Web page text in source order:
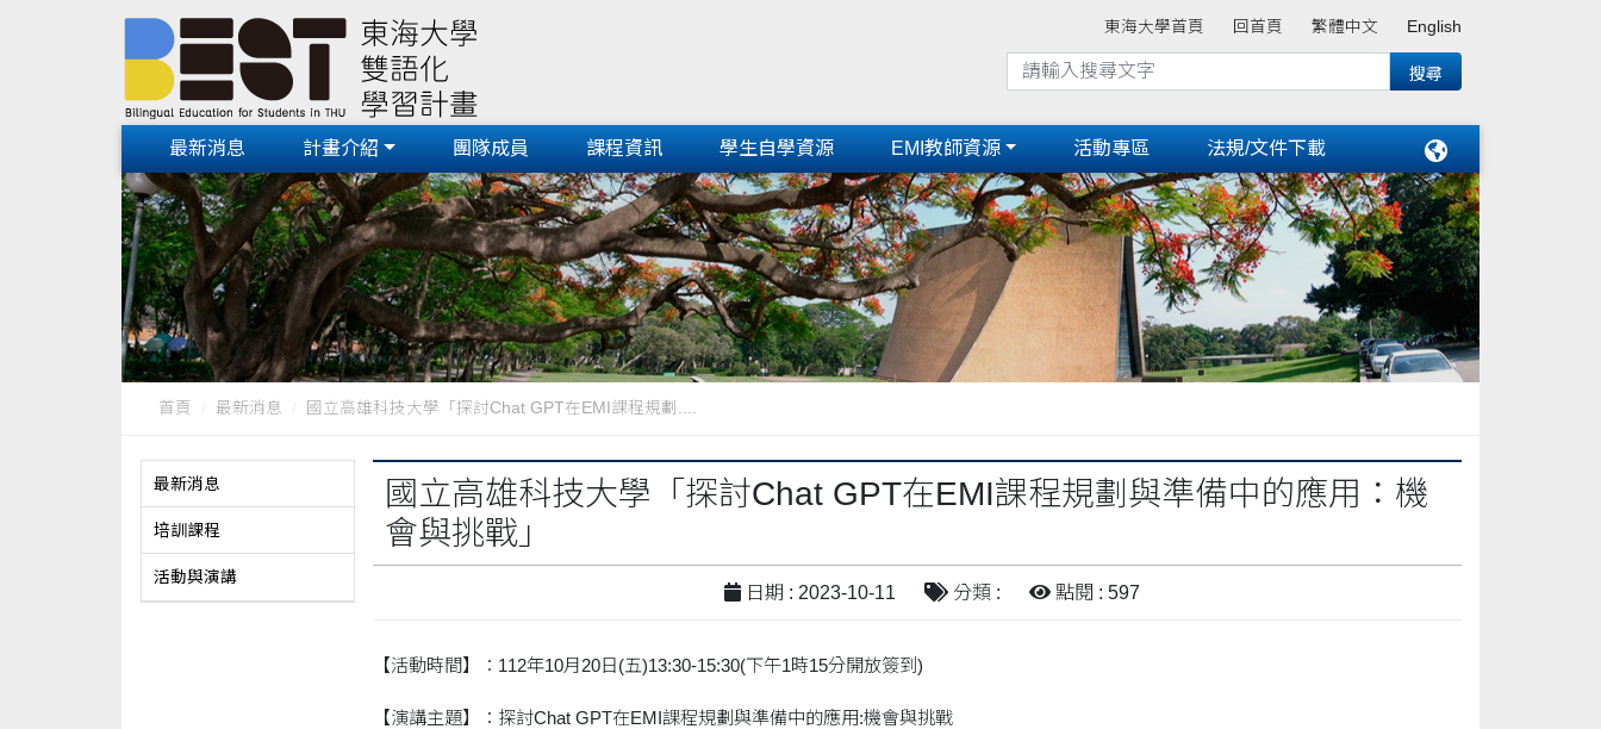
東海大學首頁 回首頁 繁體中文 English
最新消息 計畫介紹 團隊成員 課程資訊 學生自學資源 EMI教師資源 活動專區 法規/文件下載
首頁 最新消息 國立高雄科技大學「探討Chat GPT在EMI課程規劃....
最新消息
培訓課程
活動與演講
國立高雄科技大學「探討Chat GPT在EMI課程規劃與準備中的應用：機
會與挑戰」
日期 : 2023-10-11 分類 : 點閱 : 597
【活動時間】：112年10月20日(五)13:30-15:30(下午1時15分開放簽到)
【演講主題】：探討Chat GPT在EMI課程規劃與準備中的應用:機會與挑戰